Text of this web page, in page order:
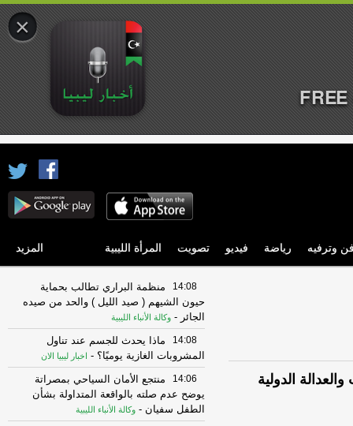
وترفيه رياضة فيديو تصويت المرأة الليبية المزيد
الدولية
14:08
منظمة البراري تطالب بحماية
حيون الشيهم ( صيد الليل ) والحد من صيده
الجائر - وكالة الأنباء الليبية
14:08
ماذا يحدث للجسم عند تناول
المشروبات الغازية يوميًا؟ - اخبار ليبيا الان
14:06
منتجع الأمان السياحي بمصراتة
يوضح عدم صلته بالواقعة المتداولة بشأن
الطفل سفيان - وكالة الأنباء الليبية
×